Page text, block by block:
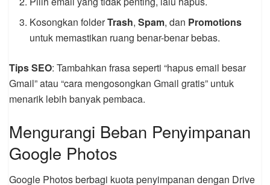
Kosongkan folderTrash,Spam, dan Promotions
untuk memastikan ruang benar-benar bebas.
Tips SEO: Tambahkan frasa seperti “hapus email besar
Gmail” atau “cara mengosongkan Gmail gratis” untuk
menarik lebih banyak pembaca.
Mengurangi Beban Penyimpanan
Google Photos
Google Photos berbagi kuota penyimpanan dengan Drive